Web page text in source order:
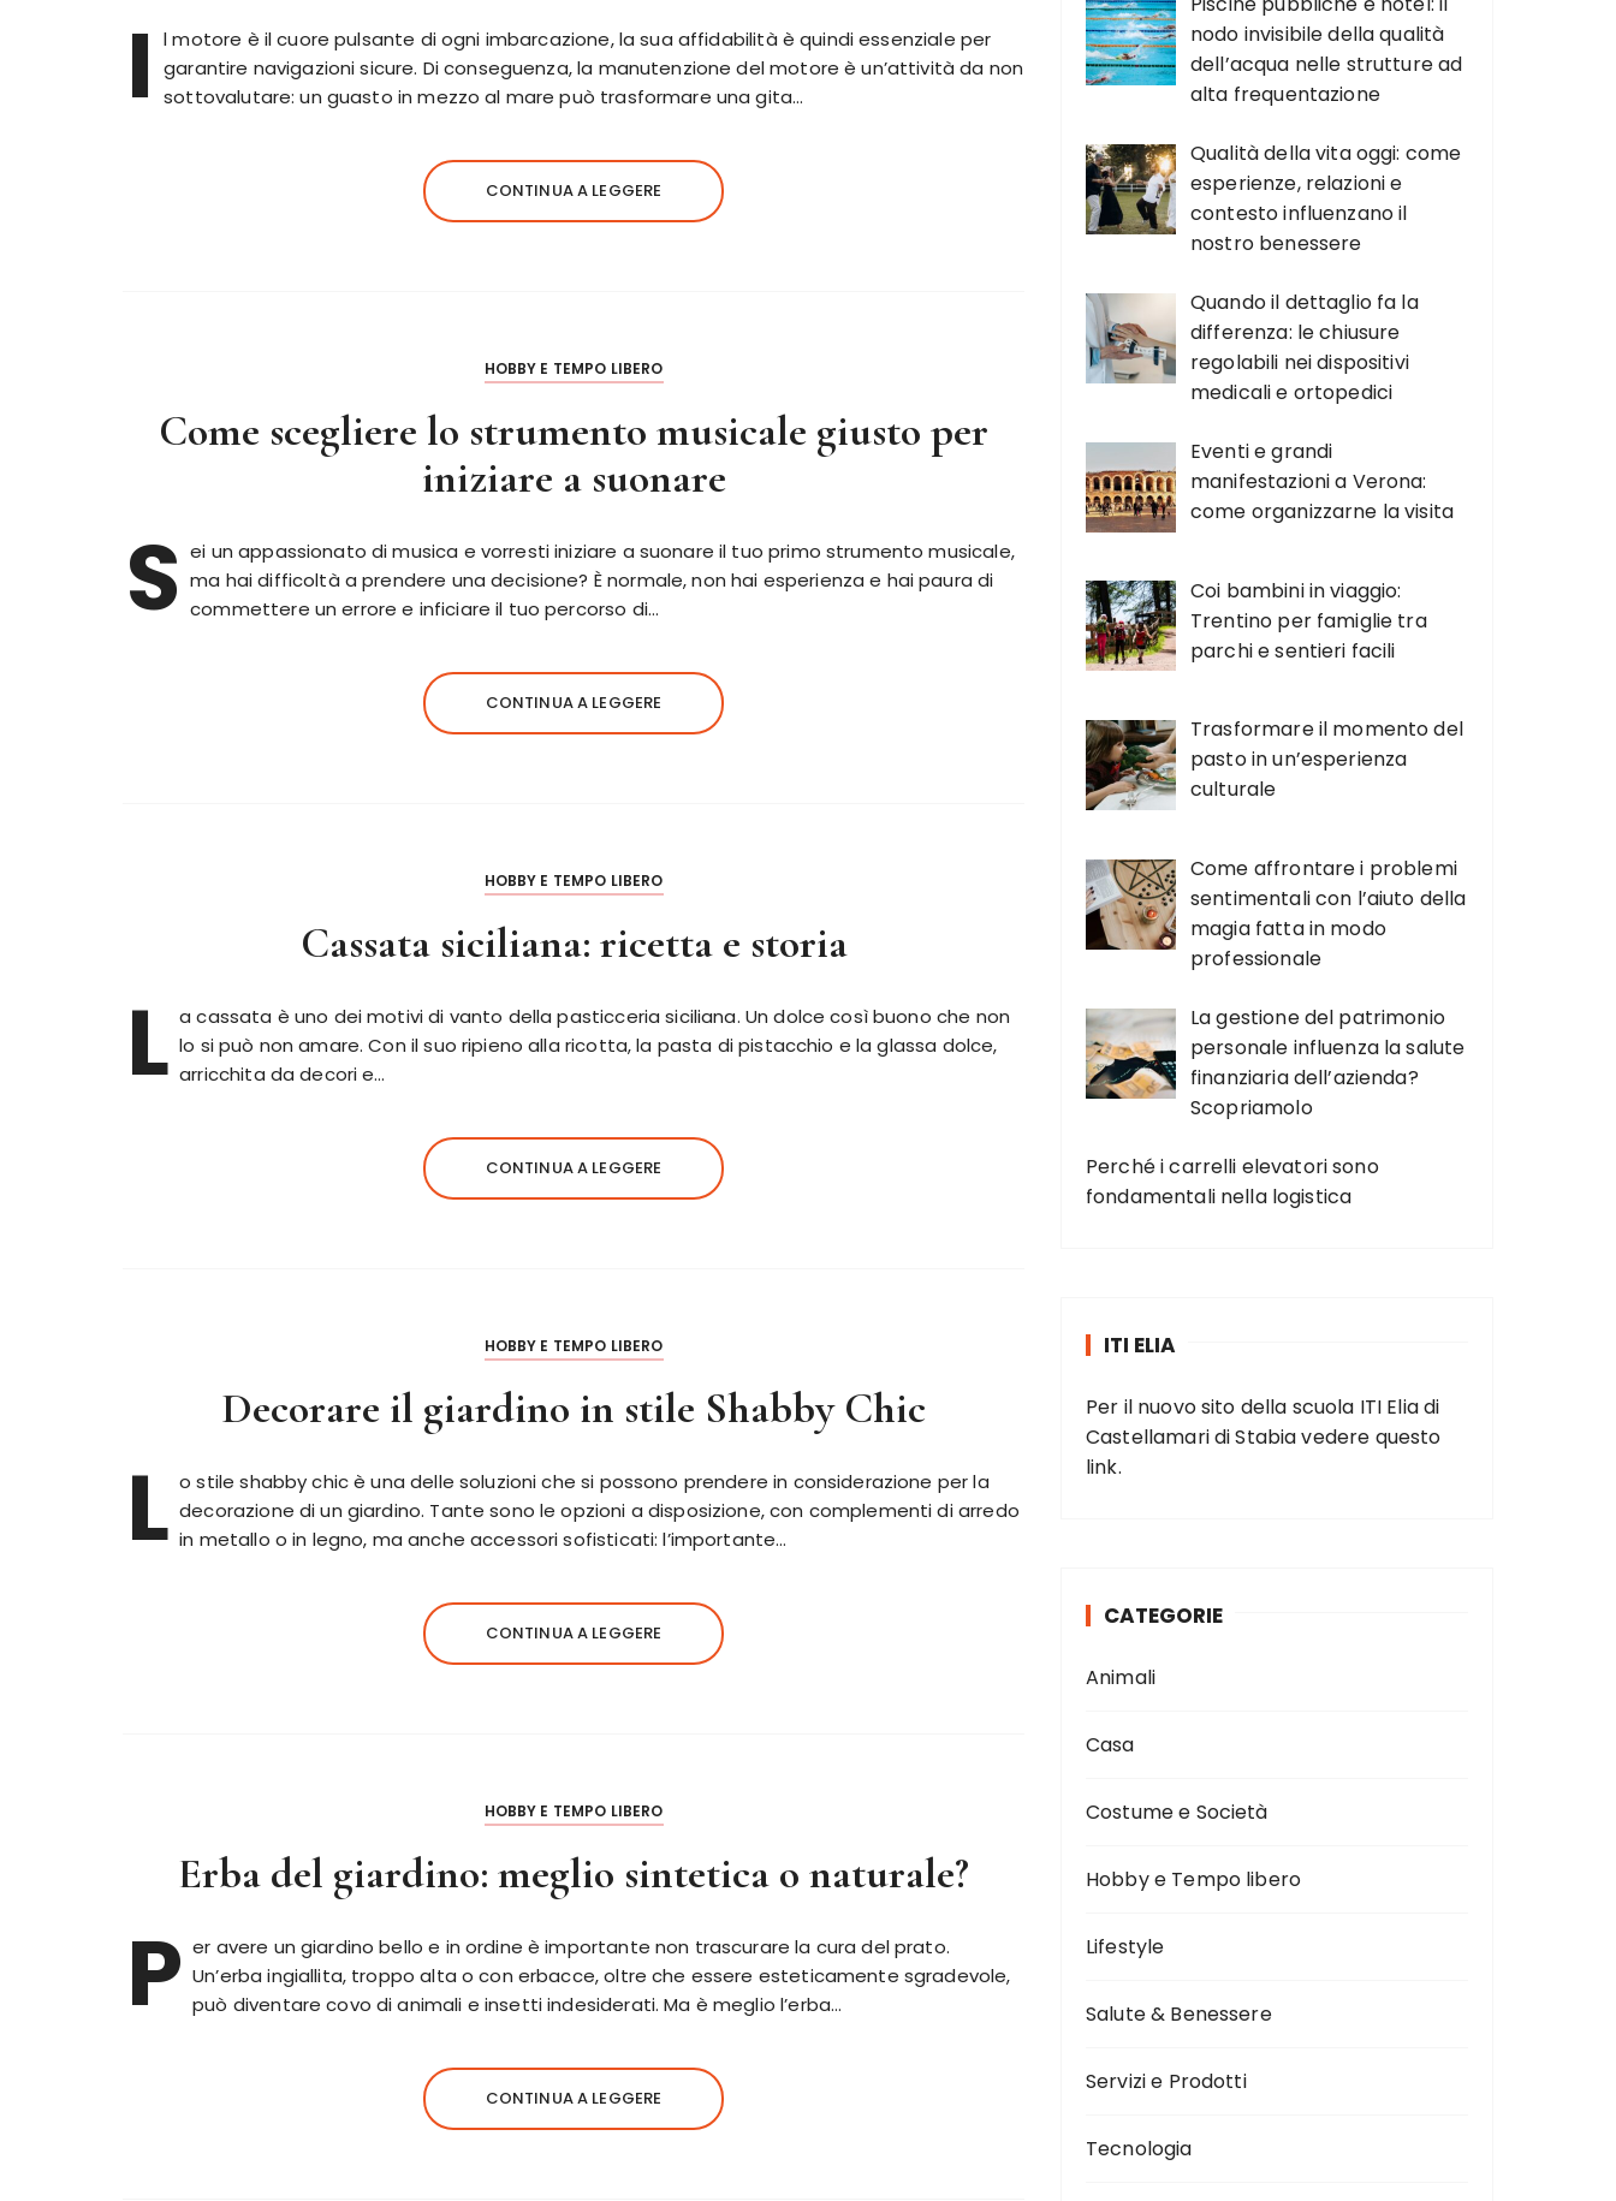
I
l motore è il cuore pulsante di ogni imbarcazione, la sua affidabilità è quindi essenziale per
garantire navigazioni sicure. Di conseguenza, la manutenzione del motore è un’attività da non
sottovalutare: un guasto in mezzo al mare può trasformare una gita…
CONTINUA A LEGGERE
HOBBY E TEMPO LIBERO
Come scegliere lo strumento musicale giusto per
iniziare a suonare
S ei un appassionato di musica e vorresti iniziare a suonare il tuo primo strumento musicale,
ma hai difficoltà a prendere una decisione? È normale, non hai esperienza e hai paura di
commettere un errore e inficiare il tuo percorso di…
CONTINUA A LEGGERE
HOBBY E TEMPO LIBERO
Cassata siciliana: ricetta e storia
L a cassata è uno dei motivi di vanto della pasticceria siciliana. Un dolce così buono che non
lo si può non amare. Con il suo ripieno alla ricotta, la pasta di pistacchio e la glassa dolce,
arricchita da decori e…
CONTINUA A LEGGERE
HOBBY E TEMPO LIBERO
Decorare il giardino in stile Shabby Chic
L o stile shabby chic è una delle soluzioni che si possono prendere in considerazione per la
decorazione di un giardino. Tante sono le opzioni a disposizione, con complementi di arredo
in metallo o in legno, ma anche accessori sofisticati: l’importante…
CONTINUA A LEGGERE
HOBBY E TEMPO LIBERO
Erba del giardino: meglio sintetica o naturale?
P er avere un giardino bello e in ordine è importante non trascurare la cura del prato.
Un’erba ingiallita, troppo alta o con erbacce, oltre che essere esteticamente sgradevole,
può diventare covo di animali e insetti indesiderati. Ma è meglio l’erba…
CONTINUA A LEGGERE
nodo invisibile della qualità
dell’acqua nelle strutture ad
alta frequentazione
Qualità della vita oggi: come
esperienze, relazioni e
contesto influenzano il
nostro benessere
Quando il dettaglio fa la
differenza: le chiusure
regolabili nei dispositivi
medicali e ortopedici
Eventi e grandi
manifestazioni a Verona:
come organizzarne la visita
Coi bambini in viaggio:
Trentino per famiglie tra
parchi e sentieri facili
Trasformare il momento del
pasto in un’esperienza
culturale
Come affrontare i problemi
sentimentali con l’aiuto della
magia fatta in modo
professionale
La gestione del patrimonio
personale influenza la salute
finanziaria dell’azienda?
Scopriamolo
Perché i carrelli elevatori sono
fondamentali nella logistica
ITI ELIA
Per il nuovo sito della scuola ITI Elia di
Castellamari di Stabia vedere questo
link.
CATEGORIE
Animali
Casa
Costume e Società
Hobby e Tempo libero
Lifestyle
Salute & Benessere
Servizi e Prodotti
Tecnologia